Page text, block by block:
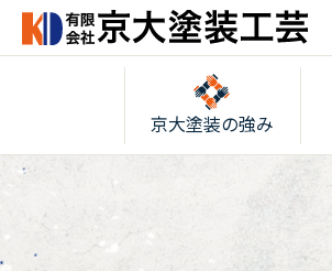
京大塗装の強み